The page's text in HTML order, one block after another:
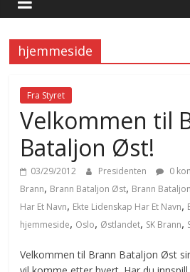
hjemmeside
Fra Styret
Velkommen til
Bataljon Øst!
03/29/2012 Presidenten 0
Brann, Brann Bataljon Øst, Brann
Har Et Navn, Ekte Lidenskap Har Et Navn,
hjemmeside, Oslo, Østlandet, SK Brann,
Velkommen til Brann Bataljon Øst